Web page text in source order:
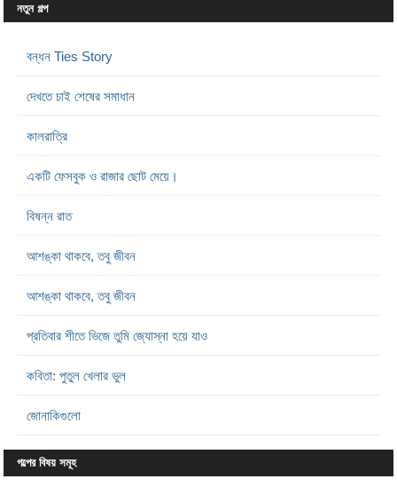
নতুন গল্প
বন্ধন Ties Story
দেখতে চাই শেষের সমাধান
কালরাত্রি
একটি ফেসবুক ও রাজার ছোট মেয়ে।
বিষন্ন রাত
আশঙ্কা থাকবে, তবু জীবন
আশঙ্কা থাকবে, তবু জীবন
প্রতিবার শীতে ভিজে তুমি জ্যোস্না হয়ে যাও
কবিতা: পুতুল খেলার ভুল
জোনাকিগুলো
গল্পের বিষয় সমূহ